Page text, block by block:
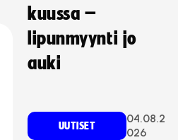
kuussa –
lipunmyynti jo
auki
UUTISET
04.08.2
026